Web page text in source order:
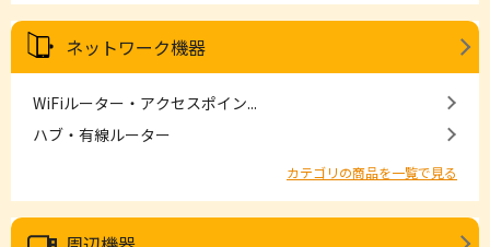
ネットワーク機器
WiFiルーター・アクセスポイン...
ハブ・有線ルーター
カテゴリの商品を一覧で見る